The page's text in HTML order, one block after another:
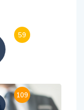
59
109